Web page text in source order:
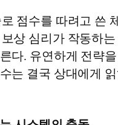
점수를 따려고 쓴
상 심리가 작동하
다. 유연하게 전략
는 결국 상대에게